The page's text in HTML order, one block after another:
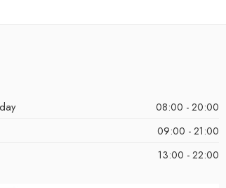
08:00 - 20:00
09:00 - 21:00
13:00 - 22:00